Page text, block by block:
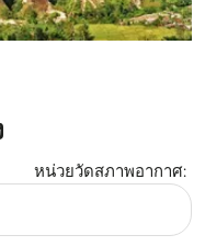
หน่วยวัดสภาพอากาศ: